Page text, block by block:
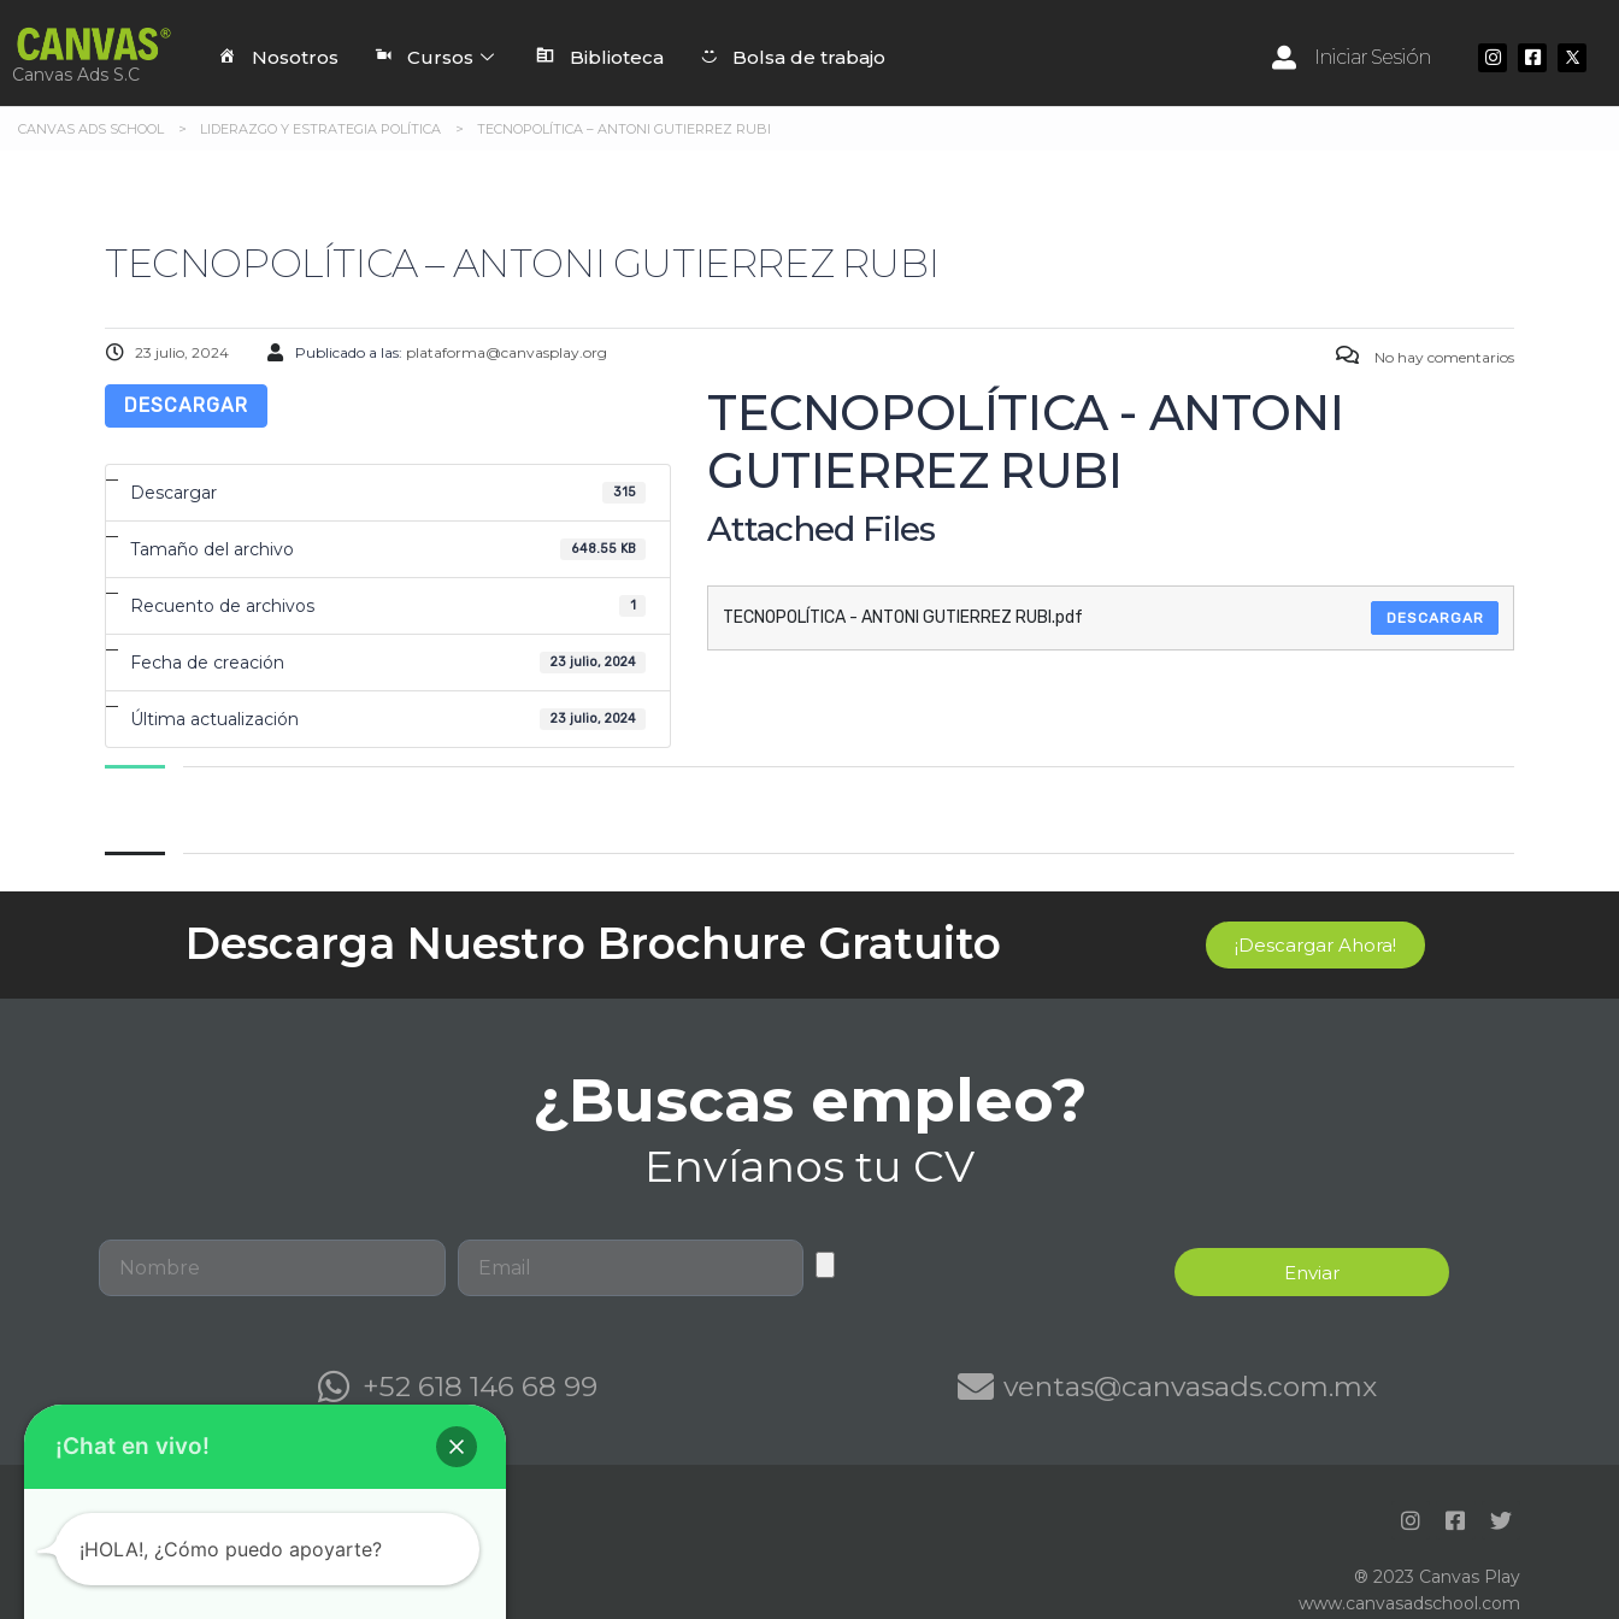
Canvas Ads S.C
Nosotros Cursos Biblioteca Bolsa de trabajo Iniciar Sesión
CANVAS ADS SCHOOL > LIDERAZGO Y ESTRATEGIA POLÍTICA > TECNOPOLÍTICA – ANTONI GUTIERREZ RUBI
TECNOPOLÍTICA – ANTONI GUTIERREZ RUBI
23 julio, 2024 Publicado a las: plataforma@canvasplay.org No hay comentarios
DESCARGAR
Descargar 315
Tamaño del archivo 648.55 KB
Recuento de archivos 1
Fecha de creación 23 julio, 2024
Última actualización 23 julio, 2024
TECNOPOLÍTICA - ANTONI
GUTIERREZ RUBI
Attached Files
TECNOPOLÍTICA - ANTONI GUTIERREZ RUBI.pdf DESCARGAR
Descarga Nuestro Brochure Gratuito ¡Descargar Ahora!
¿Buscas empleo?
Envíanos tu CV
Enviar
+52 618 146 68 99 ventas@canvasads.com.mx
® 2023 Canvas Play
www.canvasadschool.com
¡Chat en vivo!
¡HOLA!, ¿Cómo puedo apoyarte?